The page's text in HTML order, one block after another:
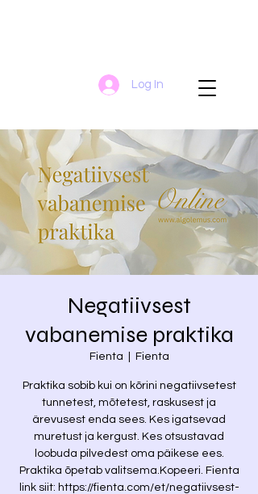
Log In
Negatiivsest
vabanemise praktika
Fienta Fienta
Praktika sobib kui on kõrini negatiivsetest
tunnetest, mõtetest, raskusest ja
ärevusest enda sees. Kes igatsevad
muretust ja kergust. Kes otsustavad
loobuda pilvedest oma päikese ees.
Praktika õpetab valitsema.Kopeeri. Fienta
link siit: https://fienta.com/et/negatiivsest-